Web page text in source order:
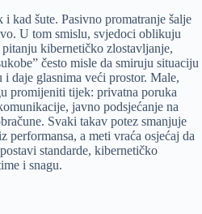
kad šute. Pasivno promatranje šalje
U tom smislu, svjedoci oblikuju
kibernetičko zlostavljanje,
često misle da smiruju situaciju
daje glasnima veći prostor. Male,
promijeniti tijek: privatna poruka
javno podsjećanje na
Svaki takav potez smanjuje
a meti vraća osjećaj da
standarde, kibernetičko
i snagu.